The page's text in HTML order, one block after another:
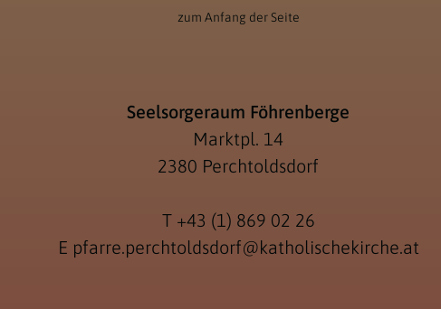
zum Anfang der Seite
Seelsorgeraum Föhrenberge
Marktpl. 14
2380 Perchtoldsdorf
T +43 (1) 869 02 26
E pfarre.perchtoldsdorf@katholischekirche.at